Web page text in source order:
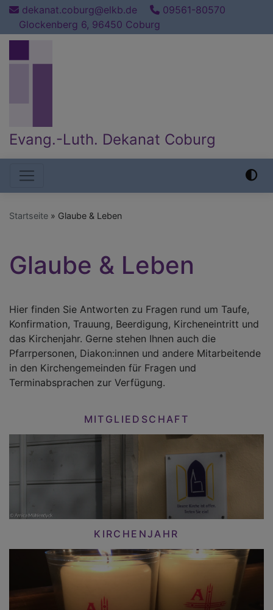
Direkt
Inhalt
dekanat.coburg@elkb.de
09561-80570
Glockenberg 6, 96450 Coburg
Evang.-Luth. Dekanat Coburg
Hauptnavigation
Startseite Glaube & Leben
Glaube & Leben
Hier finden Sie Antworten zu Fragen rund um Taufe,
Konfirmation, Trauung, Beerdigung, Kircheneintritt und
das Kirchenjahr. Gerne stehen Ihnen auch die
Pfarrpersonen, Diakon:innen und andere Mitarbeitende
in den Kirchengemeinden für Fragen und
Terminabsprachen zur Verfügung.
MITGLIEDSCHAFT
KIRCHENJAHR